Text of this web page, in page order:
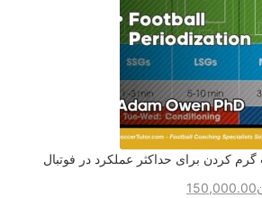
گرم کردن برای حداکثر عملکرد در فوتبال
150,000.00